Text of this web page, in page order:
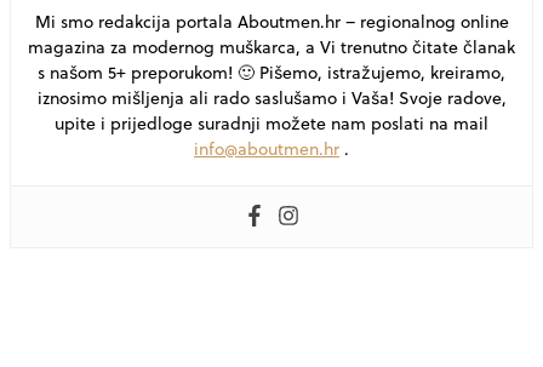
Mi smo redakcija portala Aboutmen.hr – regionalnog online
magazina za modernog muškarca, a Vi trenutno čitate članak
s našom 5+ preporukom! 🙂 Pišemo, istražujemo, kreiramo,
iznosimo mišljenja ali rado saslušamo i Vaša! Svoje radove,
upite i prijedloge suradnji možete nam poslati na mail
info@aboutmen.hr .